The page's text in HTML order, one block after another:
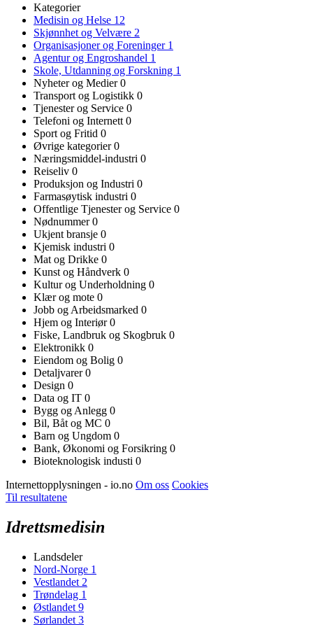
Kategorier
Medisin og Helse 12
Skjønnhet og Velvære 2
Organisasjoner og Foreninger 1
Agentur og Engroshandel 1
Skole, Utdanning og Forskning 1
Nyheter og Medier0
Transport og Logistikk 0
Tjenester og Service 0
Telefoni og Internett 0
Sport og Fritid 0
Øvrige kategorier0
Næringsmiddel-industri 0
Reiseliv 0
Produksjon og Industri 0
Farmasøytisk industri 0
Offentlige Tjenester og Service 0
Nødnummer0
Ukjent bransje 0
Kjemisk industri 0
Mat og Drikke 0
Kunst og Håndverk 0
Kultur og Underholdning 0
Klær og mote 0
Jobb og Arbeidsmarked 0
Hjem og Interiør0
Fiske, Landbruk og Skogbruk 0
Elektronikk 0
Eiendom og Bolig 0
Detaljvarer0
Design 0
Data og IT 0
Bygg og Anlegg 0
Bil, Båt og MC 0
Barn og Ungdom 0
Bank, Økonomi og Forsikring 0
Bioteknologisk industi 0
Internettopplysningen - io.no Om oss Cookies
Til resultatene
Idrettsmedisin
Landsdeler
Nord-Norge 1
Vestlandet 2
Trøndelag 1
Østlandet 9
Sørlandet 3